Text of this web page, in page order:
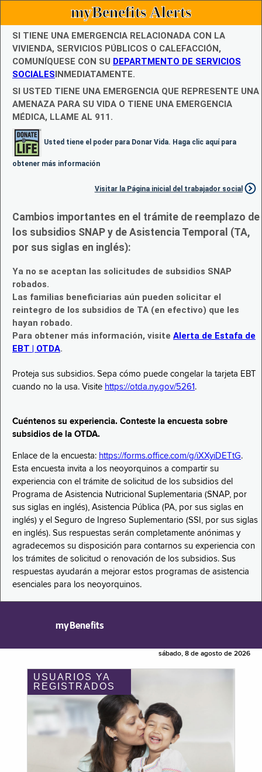
myBenefits Alerts
SI TIENE UNA EMERGENCIA RELACIONADA CON LA
VIVIENDA, SERVICIOS PÚBLICOS O CALEFACCIÓN,
COMUNÍQUESE CON SU DEPARTMENTO DE SERVICIOS
SOCIALESINMEDIATAMENTE.
SI USTED TIENE UNA EMERGENCIA QUE REPRESENTE UNA
AMENAZA PARA SU VIDA O TIENE UNA EMERGENCIA
MÉDICA, LLAME AL 911.
Usted tiene el poder para Donar Vida. Haga clic aquí para
obtener más información
Visitar la Página inicial del trabajador social
Cambios importantes en el trámite de reemplazo de
los subsidios SNAP y de Asistencia Temporal (TA,
por sus siglas en inglés):
Ya no se aceptan las solicitudes de subsidios SNAP
robados.
Las familias beneficiarias aún pueden solicitar el
reintegro de los subsidios de TA (en efectivo) que les
hayan robado.
Para obtener más información, visite Alerta de Estafa de
EBT | OTDA.
Proteja sus subsidios. Sepa cómo puede congelar la tarjeta EBT
cuando no la usa. Visite https://otda.ny.gov/5261 .
Cuéntenos su experiencia. Conteste la encuesta sobre
subsidios de la OTDA.
Enlace de la encuesta: https://forms.office.com/g/iXXyiDETtG.
Esta encuesta invita a los neoyorquinos a compartir su
experiencia con el trámite de solicitud de los subsidios del
Programa de Asistencia Nutricional Suplementaria (SNAP, por
sus siglas en inglés), Asistencia Pública (PA, por sus siglas en
inglés) y el Seguro de Ingreso Suplementario (SSI, por sus siglas
en inglés). Sus respuestas serán completamente anónimas y
agradecemos su disposición para contarnos su experiencia con
los trámites de solicitud o renovación de los subsidios. Sus
respuestas ayudarán a mejorar estos programas de asistencia
esenciales para los neoyorquinos.
myBenefits
sábado, 8 de agosto de 2026
USUARIOS YA
REGISTRADOS